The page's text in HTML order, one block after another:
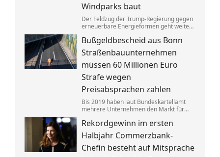
Windparks baut
Der Feldzug der Trump-Regierung gegen
erneuerbare Energieformen geht weiter:
in den USA geplante große
Windkraftprojekte auf – gegen eine
üppige Entschädigung.
Bußgeldbescheid aus Bonn
Straßenbauunternehmen
müssen 60 Millionen Euro
Strafe wegen
Preisabsprachen zahlen
Bis 2019 haben laut Bundeskartellamt
mehrere Unternehmen den Markt für
aufgeteilt. Um die verbotenen
Absprachen zu verschleiern, wurden
Codewörter verwendet.
Rekordgewinn im ersten
Halbjahr Commerzbank-
Chefin besteht auf Mitsprache